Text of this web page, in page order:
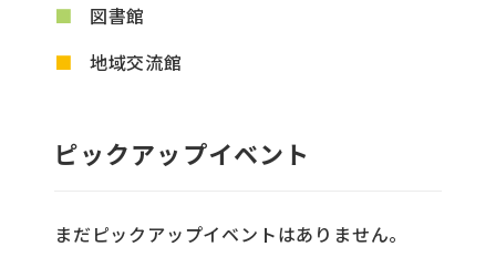
図書館
地域交流館
ピックアップイベント
まだピックアップイベントはありません。